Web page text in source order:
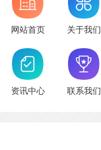
网站首页 关于我们
资讯中心 联系我们